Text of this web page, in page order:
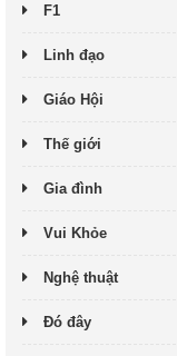
F1
Linh đạo
Giáo Hội
Thế giới
Gia đình
Vui Khỏe
Nghệ thuật
Đó đây